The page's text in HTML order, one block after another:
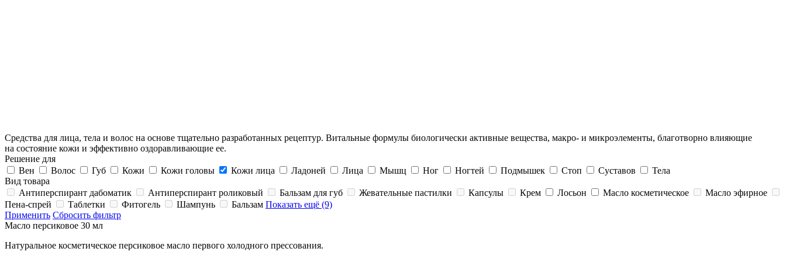
Средства для лица, тела и волос на основе тщательно разработанных рецептур. Витальные формулы биологически активные вещества, макро- и микроэлементы, благотворно влияющие
на состояние кожи и эффективно оздоравливающие ее.
Решение для
Вен
Волос Губ Кожи Кожи головы Кожи лица Ладоней Лица Мышц Ног Ногтей Подмышек Стоп Суставов
Тела
Вид товара
Антиперспирант дабоматик
Антиперспирант роликовый Бальзам для губ Жевательные пастилки Капсулы Крем Лосьон Масло косметическое
Масло эфирное
Пена-спрей
Таблетки Фитогель Шампунь Бальзам Показать ещё (9)
Применить Сбросить фильтр
Масло персиковое 30 мл
Натуральное косметическое персиковое масло первого холодного прессования.